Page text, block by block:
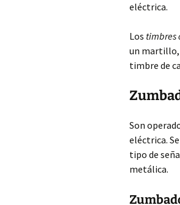
eléctrica.
Los timbres
un martillo,
timbre de
Son
eléctrica.
tipo de
metálica.